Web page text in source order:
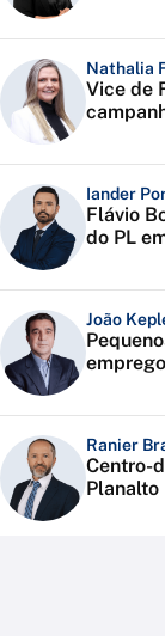
Nathalia
Vice de
Iander
Flávio
do PL
João
Ranier
Centro-
Planalto